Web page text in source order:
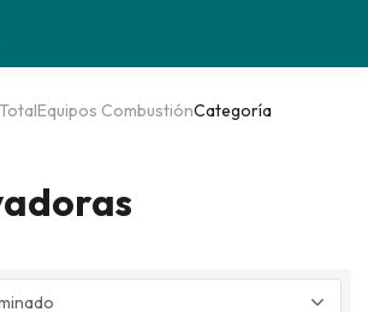
Equipos CombustiónCategoría